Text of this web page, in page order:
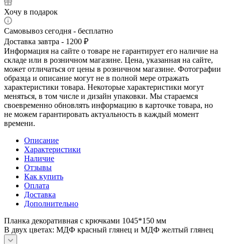
Хочу в подарок
Самовывоз сегодня - бесплатно
Доставка завтра - 1200 ₽
Информация на сайте о товаре не гарантирует его наличие на
складе или в розничном магазине. Цена, указанная на сайте,
может отличаться от цены в розничном магазине. Фотографии
образца и описание могут не в полной мере отражать
характеристики товара. Некоторые характеристики могут
меняться, в том числе и дизайн упаковки. Мы стараемся
своевременно обновлять информацию в карточке товара, но
не можем гарантировать актуальность в каждый момент
времени.
Описание
Характеристики
Наличие
Отзывы
Как купить
Оплата
Доставка
Дополнительно
Планка декоративная с крючками 1045*150 мм
В двух цветах: МДФ красный глянец и МДФ желтый глянец